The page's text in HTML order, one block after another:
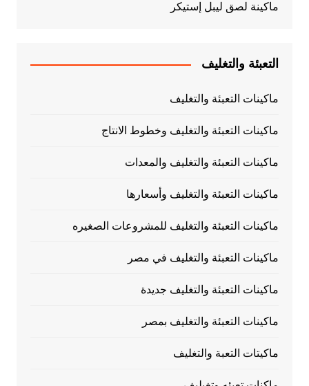
ماكينة لصق ليبل إستيكر
التعبئة والتغليف
ماكينات التعبئة والتغليف
ماكينات التعبئة والتغليف وخطوط الانتاج
ماكينات التعبئة والتغليف والمعدات
ماكينات التعبئة والتغليف وأسعارها
ماكينات التعبئة والتغليف للمشروعات الصغيره
ماكينات التعبئة والتغليف في مصر
ماكينات التعبئة والتغليف جديدة
ماكينات التعبئة والتغليف بمصر
ماكيتات التعبة والتغليف